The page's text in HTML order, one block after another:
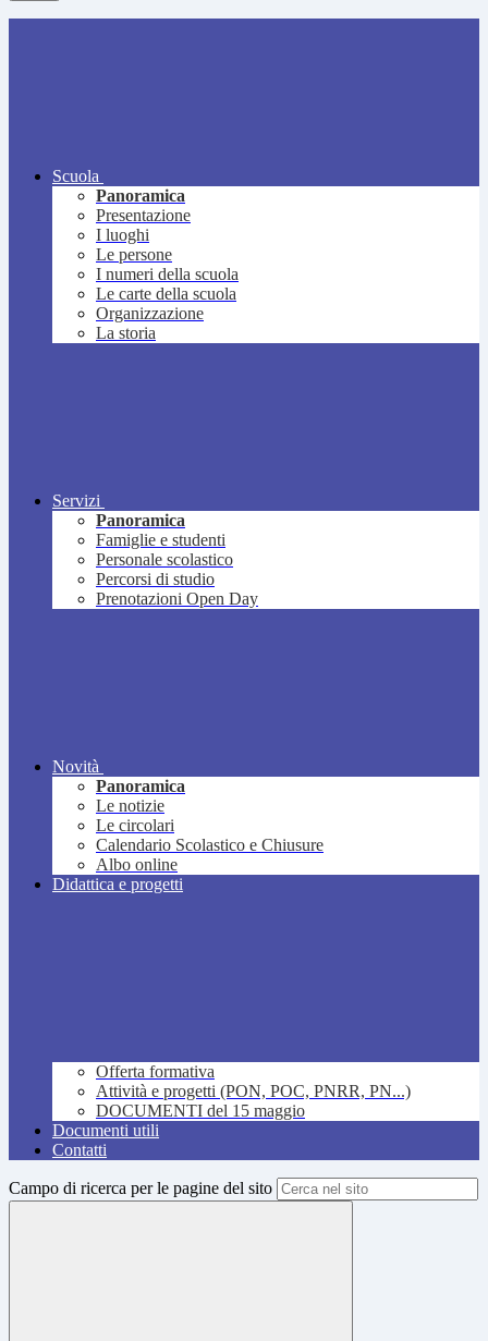
Scuola
Panoramica
Presentazione
I luoghi
Le persone
I numeri della scuola
Le carte della scuola
Organizzazione
La storia
Servizi
Panoramica
Famiglie e studenti
Personale scolastico
Percorsi di studio
Prenotazioni Open Day
Novità
Panoramica
Le notizie
Le circolari
Calendario Scolastico e Chiusure
Albo online
Didattica e progetti
Offerta formativa
Attività e progetti (PON, POC, PNRR, PN...)
DOCUMENTI del 15 maggio
Documenti utili
Contatti
Campo di ricerca per le pagine del sito